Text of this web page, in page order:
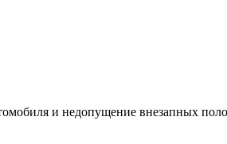
и недопущение внезапных